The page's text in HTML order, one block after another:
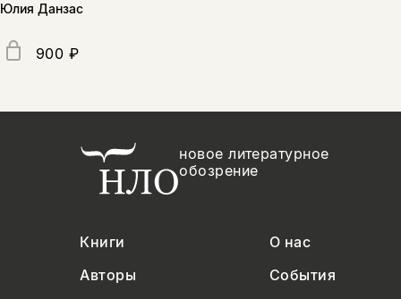
Юлия Данзас
900 ₽
новое литературное
обозрение
Книги
О нас
Авторы
События